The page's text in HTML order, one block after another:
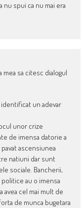
nu spui ca nu mai era
mea sa citesc dialogul
un adevar
unor crize
de imensa datorie a
pavat ascensiunea
natiuni dar sunt
sociale. Bancherii,
au o imensa
avea cel mai mult de
de munca bugetara